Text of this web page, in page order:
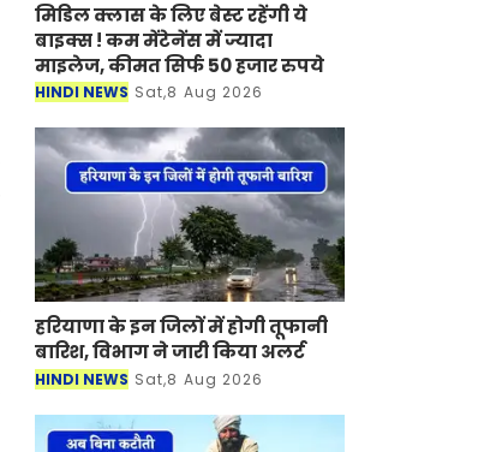
मिडिल क्लास के लिए बेस्ट रहेंगी ये
बाइक्स ! कम मेंटेनेंस में ज्यादा
माइलेज, कीमत सिर्फ 50 हजार रुपये
HINDI NEWS Sat,8 Aug 2026
हरियाणा के इन जिलों में होगी तूफानी
बारिश, विभाग ने जारी किया अलर्ट
HINDI NEWS Sat,8 Aug 2026